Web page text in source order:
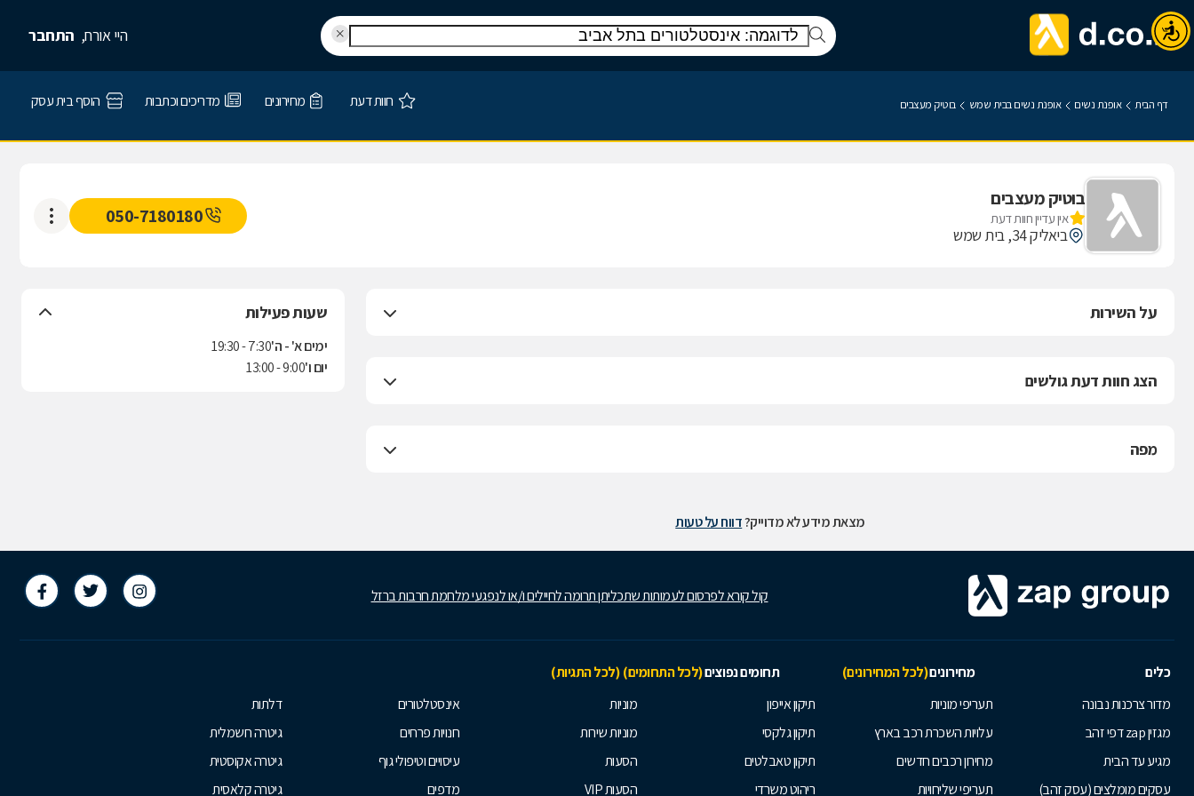
היי אורח, התחבר
דף הבית אופנת נשים אופנת נשים בבית שמש בוטיק מעצבים חוות דעת מחירונים מדריכים וכתבות הוסף בית עסק
בוטיק מעצבים
אין עדיין חוות דעת
ביאליק 34, בית שמש
050-7180180
על השירות
הצג חוות דעת גולשים
מפה
שעות פעילות
ימים א' - ה'7:30 - 19:30
יום ו'9:00 - 13:00
מצאת מידע לא מדוייק?דווח על טעות
קול קורא לפרסום לעמותות שתכליתן תרומה לחיילים ו/או לנפגעי מלחמת חרבות ברזל
כלים מחירונים(לכל המחירונים) תחומים נפוצים(לכל התחומים) (לכל התגיות)
מדור צרכנות נבונה
מגזין zap דפי זהב
מגיע עד הבית
עסקים מומלצים (עסק זהב)
תעריפי מוניות
עלויות השכרת רכב בארץ
מחירון רכבים חדשים
תעריפי שליחויות
תיקון אייפון
תיקון גלקסי
תיקון טאבלטים
ריהוט משרדי
מוניות
מוניות שירות
הסעות
הסעות VIP
אינסטלטורים
חנויות פרחים
עיסויים וטיפולי גוף
מדפים
דלתות
גיטרה חשמלית
גיטרה אקוסטית
גיטרה קלאסית